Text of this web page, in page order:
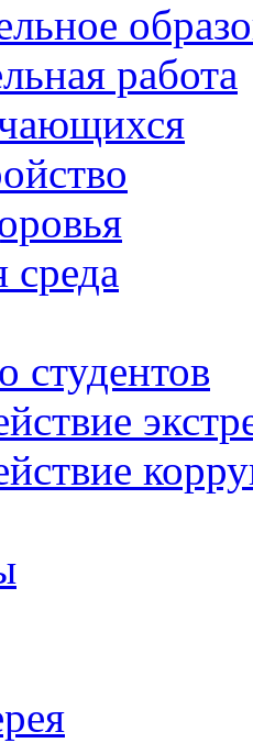
работа
среда
студентов